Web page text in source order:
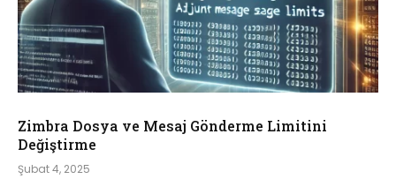
Zimbra Dosya ve Mesaj Gönderme Limitini
Değiştirme
Şubat 4, 2025